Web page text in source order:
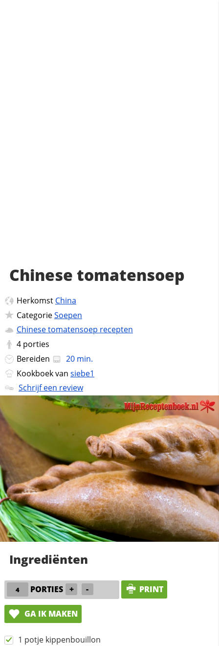
Chinese tomatensoep
Herkomst China
CategorieSoepen
Chinese tomatensoep recepten
4 porties
Bereiden
20 min.
Kookboek van siebe1
Schrijf een review
Ingrediënten
PORTIES + - PRINT
GA IK MAKEN
1 potje kippenbouillon